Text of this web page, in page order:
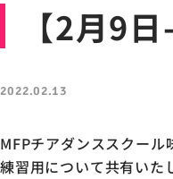
【2月9
2022.02.13
MFPチアダンススクー
練習用について共有いた